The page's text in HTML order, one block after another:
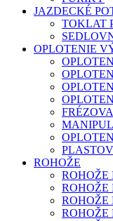
JAZDECKÉ
TOKLAT
OPLOTENIE
ROHOŽE
ROHOŽE
ROHOŽE
ROHOŽE